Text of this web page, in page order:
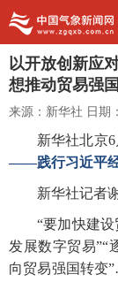
以开放创新应
想推动贸易强
来源：新华社 日期
新华社北京
——践行习近平经
新华社记者
“要加快建
发展数字贸易”“
向贸易强国转变